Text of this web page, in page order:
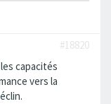
#18820
capacités
vers la